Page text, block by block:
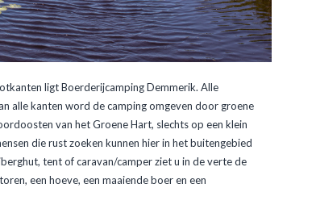
ligt Boerderijcamping Demmerik. Alle
alle kanten word de camping omgeven door groene
van het Groene Hart, slechts op een klein
die rust zoeken kunnen hier in het buitengebied
tent of caravan/camper ziet u in de verte de
een hoeve, een maaiende boer en een